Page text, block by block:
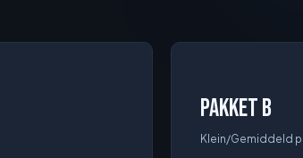
Pakket B
Klein/Gemiddeld